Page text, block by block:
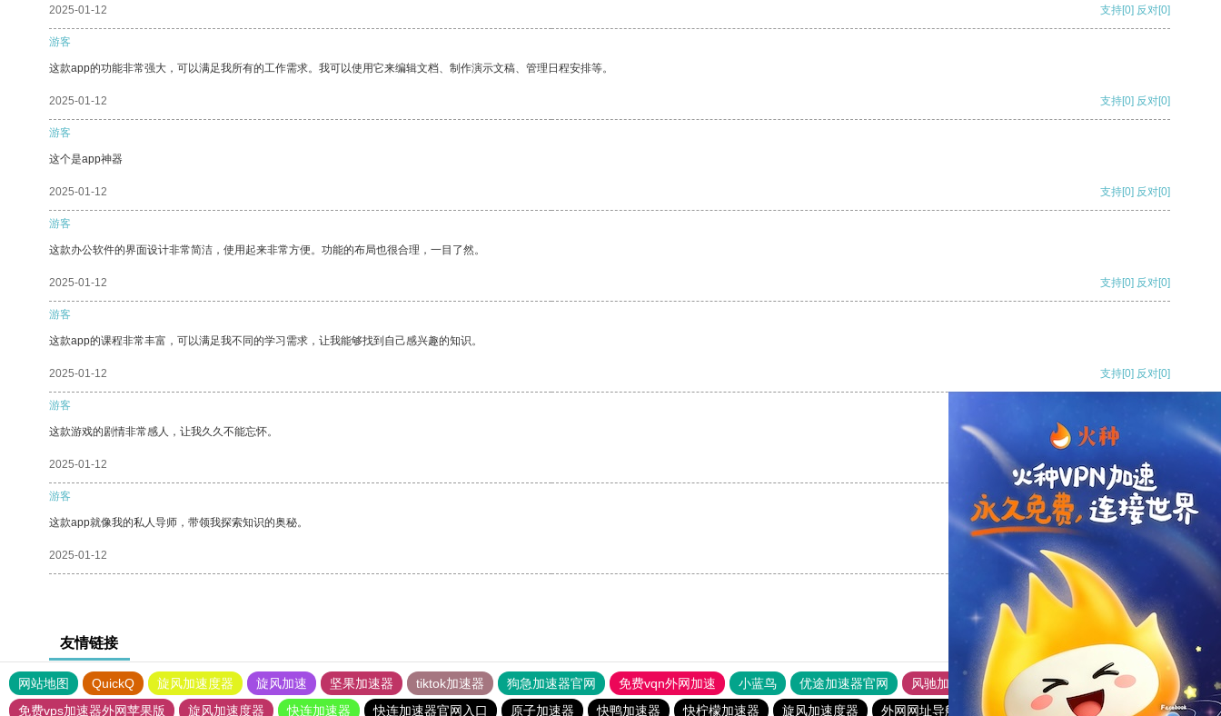
2025-01-12 支持[0] 反对[0]
游客
这款app的功能非常强大，可以满足我所有的工作需求。我可以使用它来编辑文档、制作演示文稿、管理日程安排等。
2025-01-12 支持[0] 反对[0]
游客
这个是app神器
2025-01-12 支持[0] 反对[0]
游客
这款办公软件的界面设计非常简洁，使用起来非常方便。功能的布局也很合理，一目了然。
2025-01-12 支持[0] 反对[0]
游客
这款app的课程非常丰富，可以满足我不同的学习需求，让我能够找到自己感兴趣的知识。
2025-01-12 支持[0] 反对[0]
游客
这款游戏的剧情非常感人，让我久久不能忘怀。
2025-01-12 支持 反对
游客
这款app就像我的私人导师，带领我探索知识的奥秘。
2025-01-12 [0]
友情链接
网站地图 QuickQ 旋风加速度器 旋风加速 坚果加速器 tiktok加速器 狗急加速器官网 免费vqn外网加速 小蓝鸟 优途加速器官网 风驰加速器
旋风加速器
免费vps加速器外网苹果版
旋风加速度器 快连加速器 快连加速器官网入口 原子加速器 快鸭加速器 快柠檬加速器 旋风加速度器 外网网址导航 软件中心 雷霆加速 狂飙加速器